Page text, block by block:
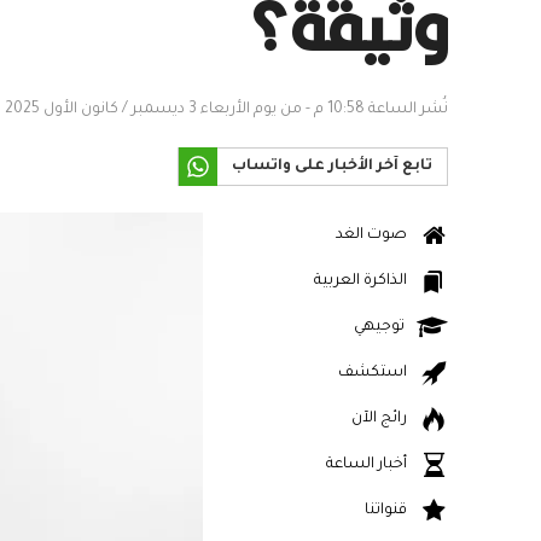
نُشر الساعة 10:58 م - من يوم الأربعاء 3 ديسمبر / كانون الأول 2025
تابع آخر الأخبار على واتساب
صوت الغد
الذاكرة العربية
توجيهي
استكشف
رائج الآن
أخبار الساعة
قنواتنا